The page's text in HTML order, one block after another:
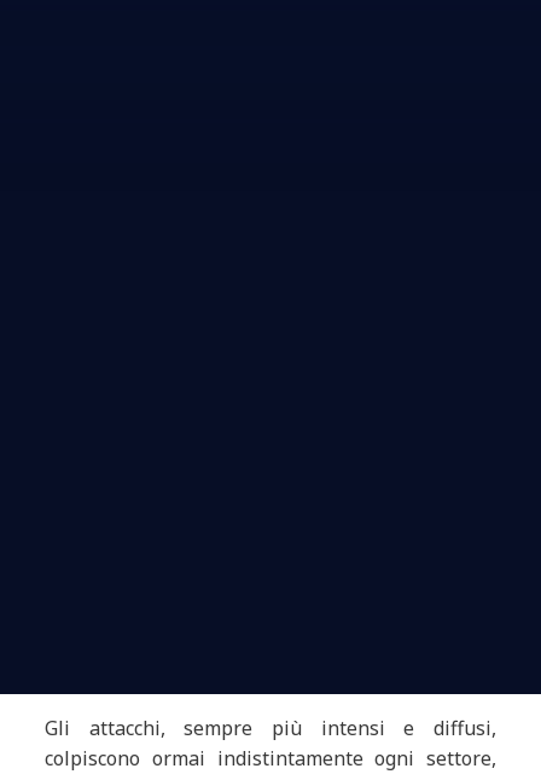
Gli attacchi, sempre più intensi e diffusi,
colpiscono ormai indistintamente ogni settore,